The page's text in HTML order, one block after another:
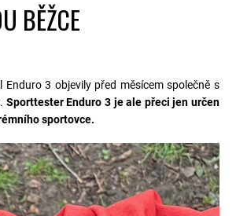
BĚŽCE
3 objevily před měsícem společně s
Sporttester Enduro 3 je ale přeci jen určen
sportovce.